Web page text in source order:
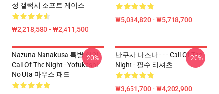
성 갤럭시 소프트 케이스
₩2,218,580 - ₩2,411,500
₩5,084,820 - ₩5,718,700
Nazuna Nanakusa 특별 할인 -
Call Of The Night - Yofukashi
No Uta 마우스 패드
-20%
난쿠사 나즈나 - - - Call Of The
Night - 필수 티셔츠
₩3,651,700 - ₩4,202,900
-20%